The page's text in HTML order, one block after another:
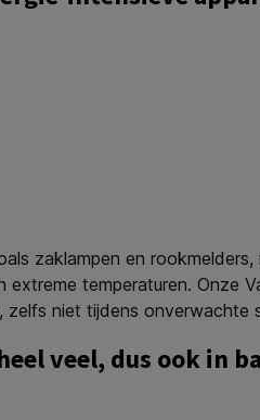
zaklampen en
temperaturen.
niet tijdens onverwachte
veel, dus ook in